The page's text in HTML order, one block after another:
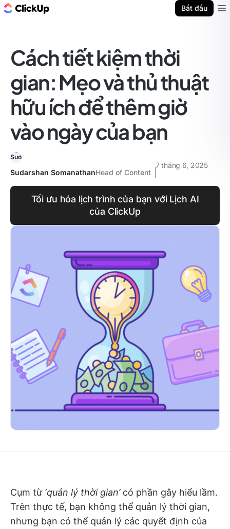
Bắt đầu
Cách tiết kiệm thời
gian: Mẹo và thủ thuật
hữu ích để thêm giờ
vào ngày của bạn
Sudarshan SomanathanHead of Content
7 tháng 6, 2025
Tối ưu hóa lịch trình của bạn với Lịch AI
của ClickUp
Cụm từ ‘quản lý thời gian’có phần gây hiểu lầm.
Trên thực tế, bạn không thể quản lý thời gian,
nhưng bạn có thể quản lý các quyết định của